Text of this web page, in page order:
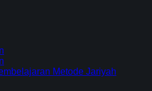
Metode Jariyah